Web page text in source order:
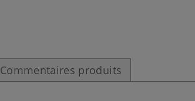
Commentaires produits